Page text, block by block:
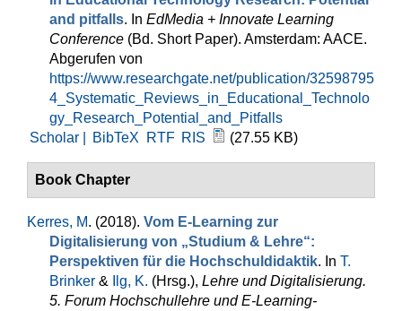
and pitfalls. In EdMedia + Innovate Learning
Conference (Bd. Short Paper). Amsterdam: AACE.
Abgerufen von
https://www.researchgate.net/publication/32598795
4_Systematic_Reviews_in_Educational_Technolo
gy_Research_Potential_and_Pitfalls
Scholar |
BibTeX RTF RIS (27.55 KB)
Book Chapter
Kerres, M. (2018). Vom E-Learning zur
Digitalisierung von „Studium & Lehre“:
Perspektiven für die Hochschuldidaktik. In T.
Brinker & Ilg, K. (Hrsg.), Lehre und Digitalisierung.
5. Forum Hochschullehre und E-Learning-